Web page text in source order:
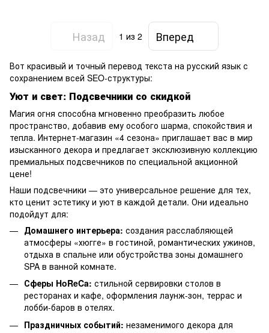
Назад 1 из 2 Вперед
Вот красивый и точный перевод текста на русский язык с
сохранением всей SEO-структуры:
Уют и свет: Подсвечники со скидкой
Магия огня способна мгновенно преобразить любое
пространство, добавив ему особого шарма, спокойствия и
тепла. Интернет-магазин «4 сезона» приглашает вас в мир
изысканного декора и предлагает эксклюзивную коллекцию
премиальных подсвечников по специальной акционной
цене!
Наши подсвечники — это универсальное решение для тех,
кто ценит эстетику и уют в каждой детали. Они идеально
подойдут для:
Домашнего интерьера: создания расслабляющей
атмосферы «хюгге» в гостиной, романтических ужинов,
отдыха в спальне или обустройства зоны домашнего
SPA в ванной комнате.
Сферы HoReCa: стильной сервировки столов в
ресторанах и кафе, оформления лаунж-зон, террас и
лобби-баров в отелях.
Праздничных событий: незаменимого декора для